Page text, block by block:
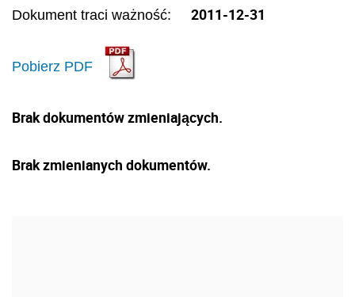
Dokument traci ważność: 2011-12-31
Pobierz PDF
Brak dokumentów zmieniających.
Brak zmienianych dokumentów.